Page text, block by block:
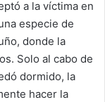
a la víctima en
especie de
donde la
Solo al cabo de
dormido, la
hacer la